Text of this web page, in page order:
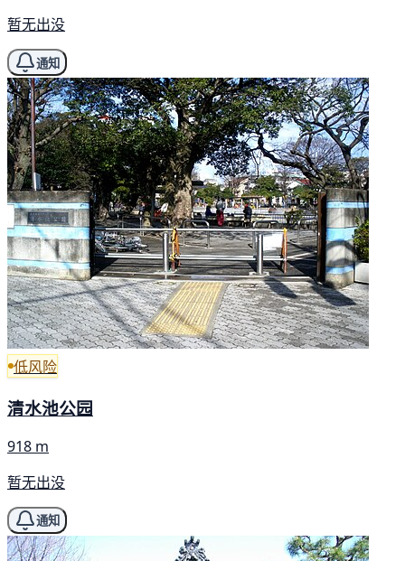
暂无出没
通知
低风险
清水池公园
918 m
暂无出没
通知